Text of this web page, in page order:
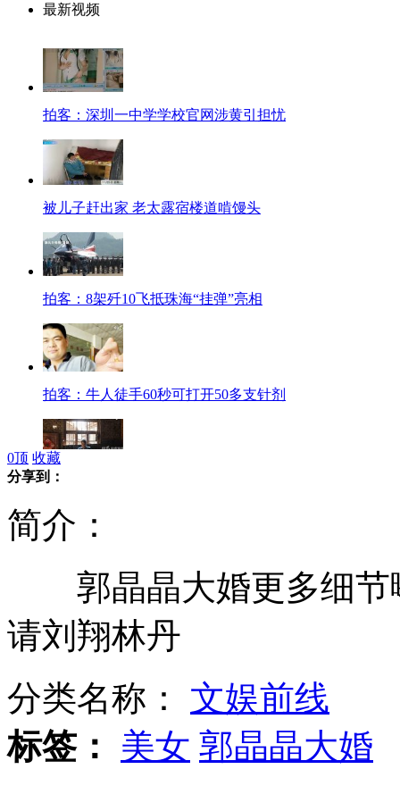
最新视频
拍客：深圳一中学学校官网涉黄引担忧
被儿子赶出家 老太露宿楼道啃馒头
拍客：8架歼10飞抵珠海“挂弹”亮相
拍客：牛人徒手60秒可打开50多支针剂
拍客：山村女教师养猪13年培养百位孩子
拍客：自行车达人一次飞跃四个人
中国空军新型战机亮相珠海航展览
0顶 收藏
分享到：
简介：
郭晶晶大婚更多细节
请刘翔林丹
分类名称： 文娱前线
标签：
美女 郭晶晶大婚